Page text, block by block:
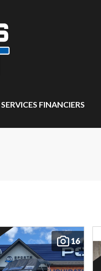
SERVICES FINANCIERS
16